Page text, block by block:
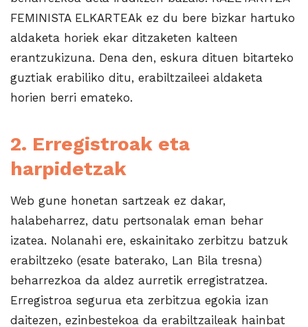
FEMINISTA ELKARTEAk ez du bere bizkar hartuko
aldaketa horiek ekar ditzaketen kalteen
erantzukizuna. Dena den, eskura dituen bitarteko
guztiak erabiliko ditu, erabiltzaileei aldaketa
horien berri emateko.
2. Erregistroak eta
harpidetzak
Web gune honetan sartzeak ez dakar,
halabeharrez, datu pertsonalak eman behar
izatea. Nolanahi ere, eskainitako zerbitzu batzuk
erabiltzeko (esate baterako, Lan Bila tresna)
beharrezkoa da aldez aurretik erregistratzea.
Erregistroa segurua eta zerbitzua egokia izan
daitezen, ezinbestekoa da erabiltzaileak hainbat